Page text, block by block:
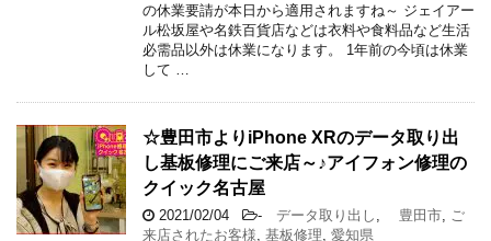
の休業要請が本日から適用されますね～ ジェイアー
ル松坂屋や名鉄百貨店などは衣料や食料品など生活
必需品以外は休業になります。 1年前の今頃は休業
して …
☆豊田市よりiPhone XRのデータ取り出
し基板修理にご来店～♪アイフォン修理の
クイック名古屋
2021/02/04 - データ取り出し 豊田市
ご
来店されたお客様 基板修理 愛知県